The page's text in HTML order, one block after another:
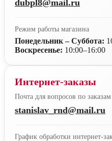
dubpl8@mail.ru
Режим работы магазина
Понедельник – Суббота:
Воскресенье: 10:00–16:00
Интернет-заказы
Почта для вопросов по
stanislav_rnd@mail.ru
График обработки интернет-